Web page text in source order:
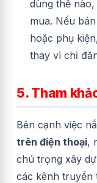
dùng thế
mua. Nếu
hoặc phụ
thay vì chỉ
5. Tham
Bên cạnh việc
trên điện thoại,
chú trọng xây
các kênh truyền